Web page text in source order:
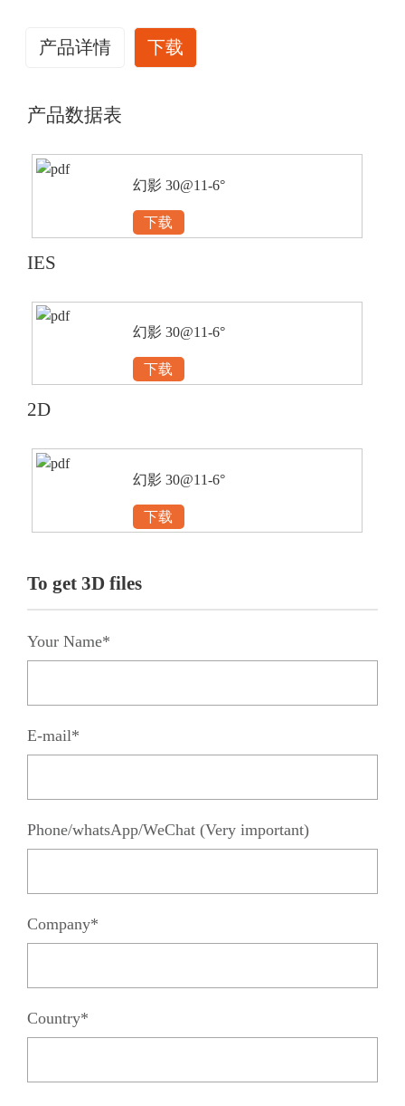
产品详情 下载
产品数据表
幻影 30@11-6°
下载
IES
幻影 30@11-6°
下载
2D
幻影 30@11-6°
下载
To get 3D files
Your Name*
E-mail*
Phone/whatsApp/WeChat (Very important)
Company*
Country*